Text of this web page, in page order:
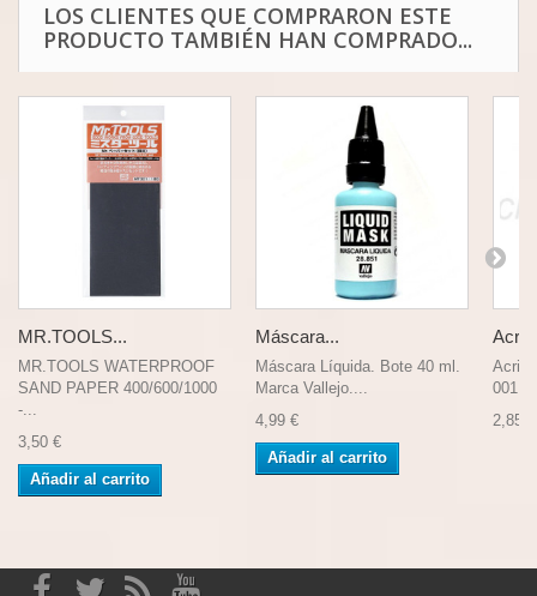
LOS CLIENTES QUE COMPRARON ESTE
PRODUCTO TAMBIÉN HAN COMPRADO...
MR.TOOLS...
MR.TOOLS WATERPROOF
SAND PAPER 400/600/1000
-...
3,50 €
Añadir al carrito
Máscara...
Máscara Líquida. Bote 40 ml.
Marca Vallejo....
4,99 €
Añadir al carrito
001 ).
2,85 €